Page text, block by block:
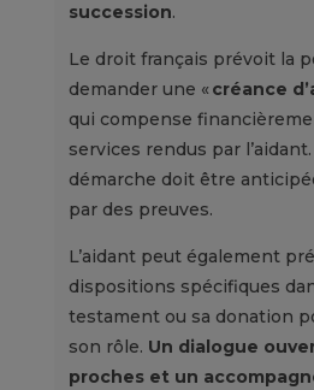
succession.
Le droit français prévoit la
demander une «créance
qui compense
services rendus par
démarche doit être
par des preuves.
L’aidant peut également
dispositions spécifiques
testament ou sa donation
son rôle. Un dialogue
proches et un